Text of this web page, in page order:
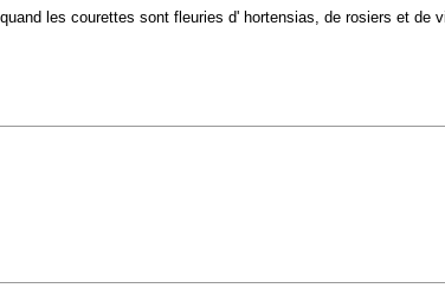
les courettes sont fleuries d' hortensias, de rosiers et de